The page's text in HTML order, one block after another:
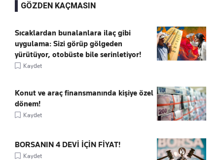
GÖZDEN KAÇMASIN
Sıcaklardan bunalanlara ilaç gibi
uygulama: Sizi görüp gölgeden
yürütüyor, otobüste bile serinletiyor!
Kaydet
Konut ve araç finansmanında kişiye özel
dönem!
Kaydet
BORSANIN 4 DEVİ İÇİN FİYAT!
Kaydet